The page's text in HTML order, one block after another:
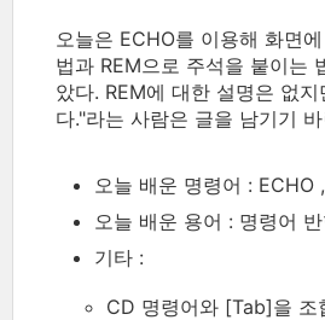
오늘은 ECHO를 이용해 화면
법과 REM으로 주석을 붙이는
았다. REM에 대한 설명은 없
다."라는 사람은 글을 남기기
오늘 배운 명령어 : ECHO
오늘 배운 용어 : 명령어
기타 :
CD 명령어와 [Tab]을 조